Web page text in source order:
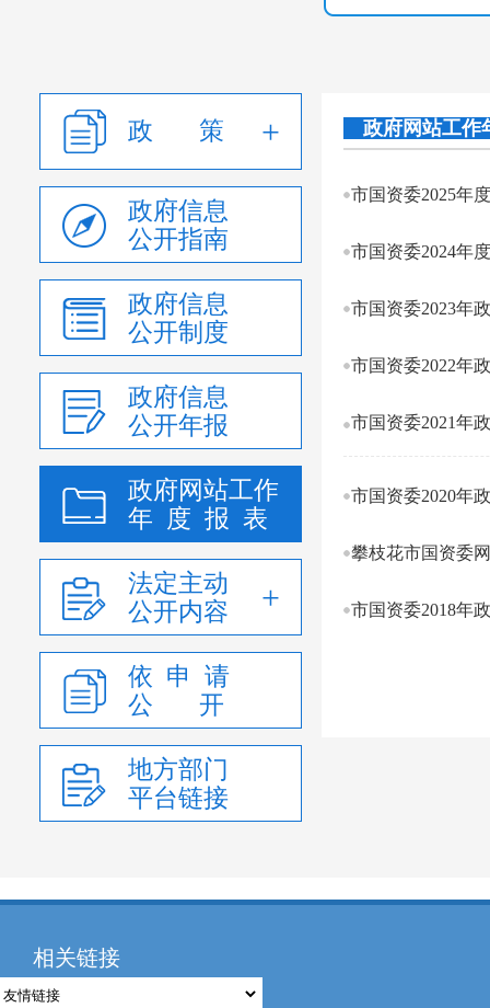
政 策
政府信息
公开指南
政府信息
公开制度
政府信息
公开年报
政府网站工作
年 度 报 表
法定主动
公开内容
依 申 请
公 开
地方部门
平台链接
政府网站工作
市国资委2025年
市国资委2024年
市国资委2023年
市国资委2022年
市国资委2021年
市国资委2020年
攀枝花市国资委
市国资委2018年
相关链接